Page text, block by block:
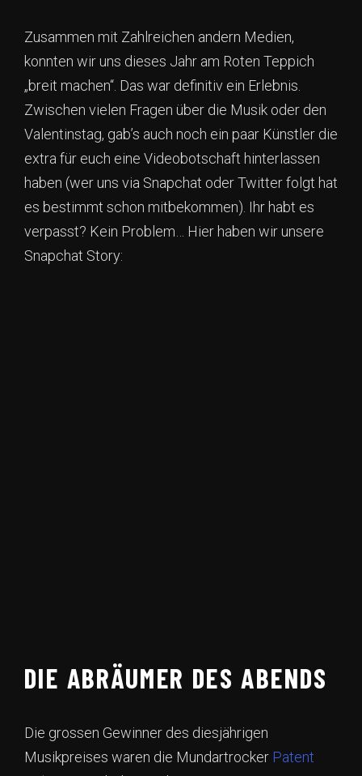
Zusammen mit Zahlreichen andern Medien,
konnten wir uns dieses Jahr am Roten Teppich
„breit machen“. Das war definitiv ein Erlebnis.
Zwischen vielen Fragen über die Musik oder den
Valentinstag, gab’s auch noch ein paar Künstler die
extra für euch eine Videobotschaft hinterlassen
haben (wer uns via Snapchat oder Twitter folgt hat
es bestimmt schon mitbekommen). Ihr habt es
verpasst? Kein Problem… Hier haben wir unsere
Snapchat Story:
DIE ABRÄUMER DES ABENDS
Die grossen Gewinner des diesjährigen
Musikpreises waren die Mundartrocker Patent